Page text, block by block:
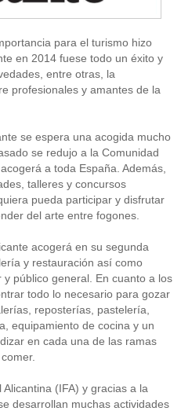
para el turismo hizo
en 2014 fuese todo un éxito y
entre otras, la
profesionales y amantes de la
se espera una acogida mucho
se redujo a la Comunidad
a toda España. Además,
talleres y concursos
pueda participar y disfrutar
del arte entre fogones.
acogerá en su segunda
y restauración así como
público general. En cuanto a los
todo lo necesario para gozar
reposterías, pastelería,
equipamiento de cocina y un
en cada una de las ramas
(IFA) y gracias a la
desarrollan muchas actividades